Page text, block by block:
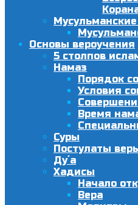
Основы вероучения
5 столпов
Намаз
Порядок
Условия
Время
Суры
Постулаты
Ду´а
Хадисы
Начало
Вера